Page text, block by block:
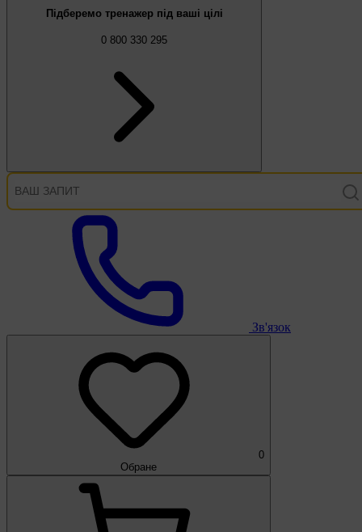
Підберемо тренажер під ваші цілі
0 800 330 295
Зв'язок
0
Обране